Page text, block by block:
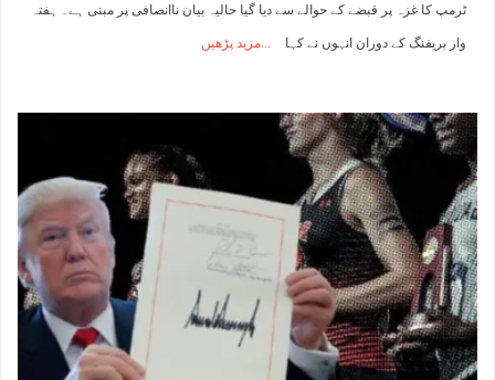
ٹرمپ کا غزہ پر قبضے کے حوالے سے دیا گیا حالیہ بیان ناانصافی پر مبنی ہے۔ ہفتہ
وار بریفنگ کے دوران انہوں نے کہا مزید پڑھیں